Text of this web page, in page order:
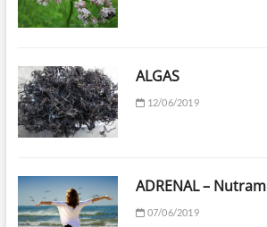
ALGAS
12/06/2019
ADRENAL –
07/06/2019